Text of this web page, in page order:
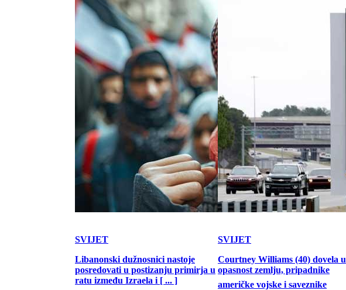
SVIJET
Libanonski dužnosnici nastoje
posredovati u postizanju primirja u
ratu između Izraela i [ ... ]
SVIJET
Courtney Williams (40) dovela u
opasnost zemlju, pripadnike
američke vojske i saveznike